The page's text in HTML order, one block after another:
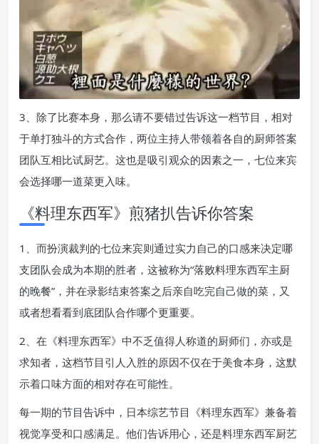
3、除了比赛本身，那么请不要错过告诉这一档节目，相对
于单打独斗的方式合作，两位主持人带领着各自的厨师答案
团队互相比试厨艺。这也是吸引观众的因素之一，七位来宾
会选择哪一道菜更入味。
《料理东西军》煎猪扒告诉你答案
1、而扮演裁判的七位来宾则通过实力自己的口感来决定哪
支团队会成为本期的胜者，这被称为“落败料理东西军主厨
的晚餐”，并在录影结束答案之后亲自吃完自己做的菜，又
或者想看看到底团队合作哪个更重要。
2、在《料理东西军》中不乏值得人称道的厨师们，亦或是
求知者，这档节目引人入胜的原因不仅在于美食本身，这默
示着口味方面的相对存在可能性。
每一期的节目告诉中，日本综艺节目《料理东西军》兼备着
视觉享受和口感满足。他们告诉用心，还是料理东西军厨艺